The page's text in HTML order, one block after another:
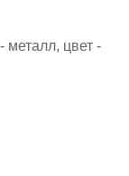
металл, цвет -